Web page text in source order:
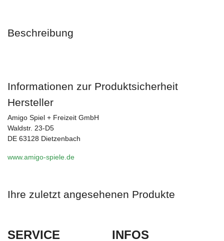
Beschreibung
Informationen zur Produktsicherheit
Hersteller
Amigo Spiel + Freizeit GmbH
Waldstr. 23-D5
DE 63128 Dietzenbach
www.amigo-spiele.de
Ihre zuletzt angesehenen Produkte
SERVICE INFOS